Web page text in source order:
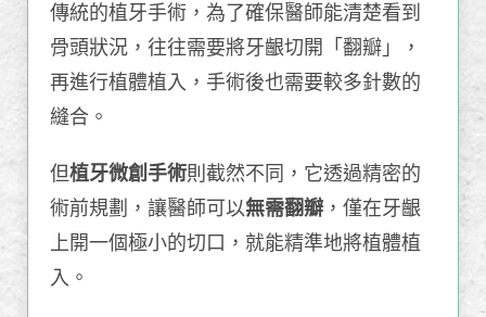
傳統的植牙手術，為了確保醫師能清楚看到
骨頭狀況，往往需要將牙齦切開「翻瓣」，
再進行植體植入，手術後也需要較多針數的
縫合。
但植牙微創手術則截然不同，它透過精密的
術前規劃，讓醫師可以無需翻瓣 ，僅在牙齦
上開一個極小的切口，就能精準地將植體植
入。